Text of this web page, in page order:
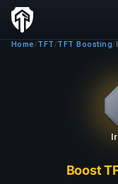
Home /TFT /TFT Boosting/
Boost